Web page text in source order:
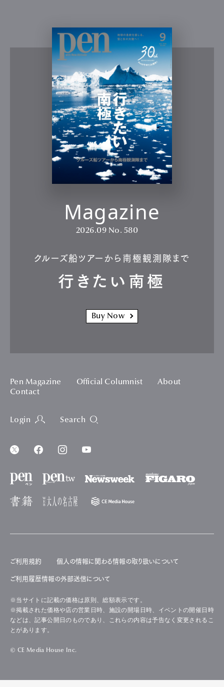
Magazine
2026.09 No. 580
クルーズ船ツアーから南極観測隊まで
行きたい南極
Buy Now
Pen Magazine Official Columnist
About
Contact
Login Search
ご利用規約 個人の情報に関わる情報の取り扱いについて
ご利用履歴情報の外部送信について
※当サイトに記載の価格は原則、総額表示です。
※掲載された価格や店の営業日時、施設の開場日時、イベントの開催日時
などは、記事公開日のものであり、これらの内容は予告なく変更されるこ
とがあります。
© CE Media House Inc.